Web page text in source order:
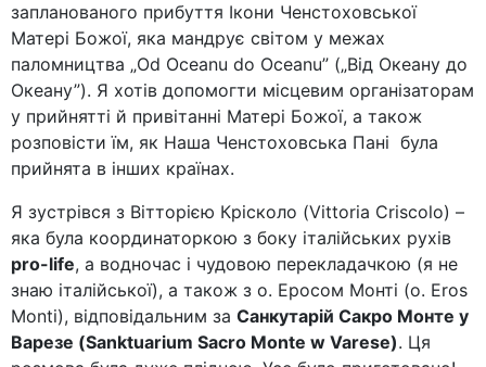
запланованого прибуття Ікони Ченстоховської
Матері Божої, яка мандрує світом у межах
паломництва „Od Oceanu do Oceanu” („Від Океану до
Океану”). Я хотів допомогти місцевим організаторам
у прийнятті й привітанні Матері Божої, а також
розповісти їм, як Наша Ченстоховська Пані була
прийнята в інших країнах.
Я зустрівся з Вітторією Крісколо (Vittoria Criscolo) –
яка була координаторкою з боку італійських рухів
pro-life, а водночас і чудовою перекладачкою (я не
знаю італійської), а також з о. Еросом Монті (o. Eros
Monti), відповідальним за Санкутарій Сакро Монте у
Варезе (Sanktuarium Sacro Monte w Varese). Ця